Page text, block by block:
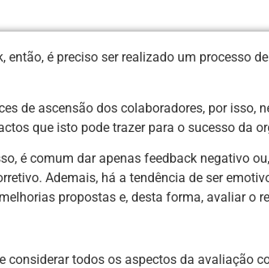
é preciso ser realizado um processo
de ascensão dos colaboradores, por isso,
que isto pode trazer para o sucesso da
é comum dar apenas feedback negativo
Ademais, há a tendência de ser
propostas e, desta forma, avaliar o
considerar todos os aspectos da avaliação